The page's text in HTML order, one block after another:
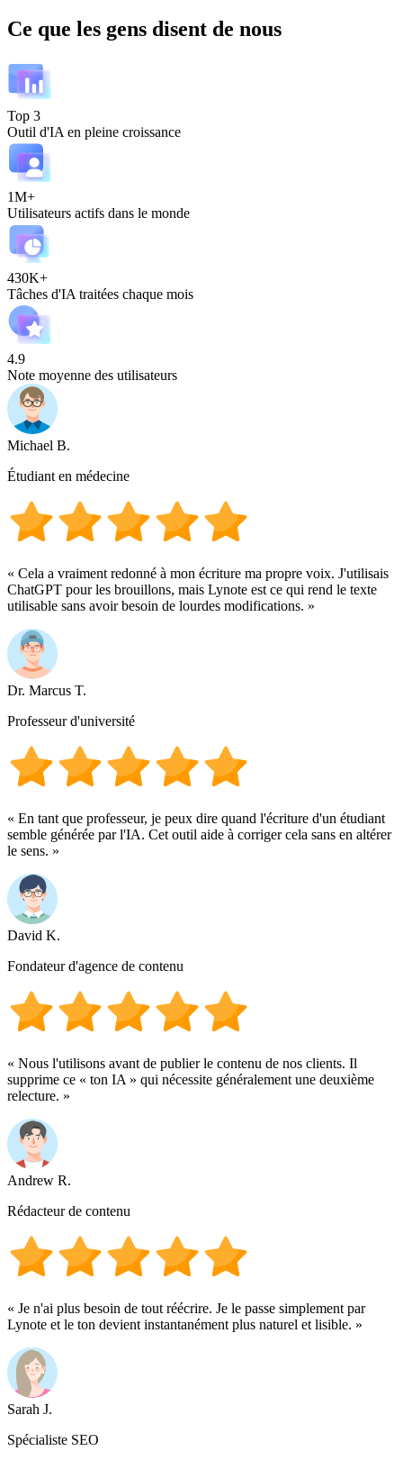
Ce que les gens disent de nous
Top 3
Outil d'IA en pleine croissance
1M+
Utilisateurs actifs dans le monde
430K+
Tâches d'IA traitées chaque mois
4.9
Note moyenne des utilisateurs
Michael B.
Étudiant en médecine
« Cela a vraiment redonné à mon écriture ma propre voix. J'utilisais
ChatGPT pour les brouillons, mais Lynote est ce qui rend le texte
utilisable sans avoir besoin de lourdes modifications. »
Dr. Marcus T.
Professeur d'université
« En tant que professeur, je peux dire quand l'écriture d'un étudiant
semble générée par l'IA. Cet outil aide à corriger cela sans en altérer
le sens. »
David K.
Fondateur d'agence de contenu
« Nous l'utilisons avant de publier le contenu de nos clients. Il
supprime ce « ton IA » qui nécessite généralement une deuxième
relecture. »
Andrew R.
Rédacteur de contenu
« Je n'ai plus besoin de tout réécrire. Je le passe simplement par
Lynote et le ton devient instantanément plus naturel et lisible. »
Sarah J.
Spécialiste SEO